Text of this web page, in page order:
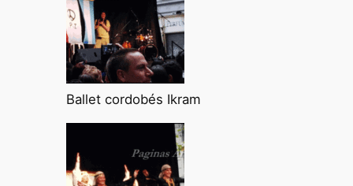
Ballet cordobés Ikram